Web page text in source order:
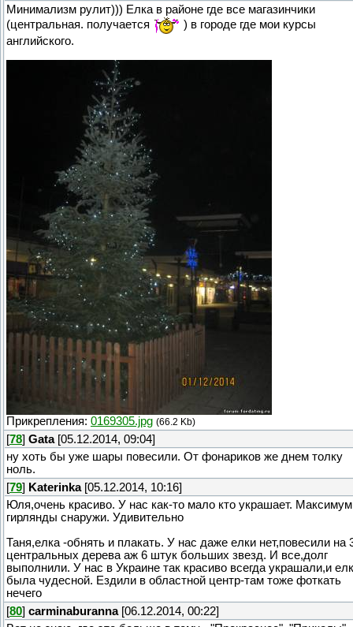
Минимализм рулит))) Елка в районе где все магазинчики
(центральная. получается
) в городе где мои курсы
английского.
Прикрепления: 0169305.jpg (66.2 Kb)
[78] Gata[05.12.2014, 09:04]
ну хоть бы уже шары повесили. От фонариков же днем толку
ноль.
[79] Katerinka[05.12.2014, 10:16]
Юля,очень красиво. У нас как-то мало кто украшает. Максимум
гирлянды снаружи. Удивительно
Таня,елка -обнять и плакать. У нас даже елки нет,повесили на
центральных дерева аж 6 штук больших звезд. И все,долг
выполнили. У нас в Украине так красиво всегда украшали,и
была чудесной. Ездили в областной центр-там тоже фоткать
нечего
[80] carminaburanna[06.12.2014, 00:22]